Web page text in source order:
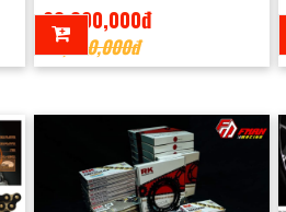
23,800,000đ
25,000,000đ